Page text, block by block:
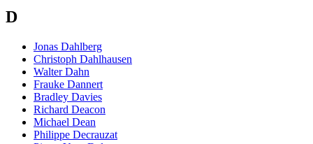
D
Jonas Dahlberg
Christoph Dahlhausen
Walter Dahn
Frauke Dannert
Bradley Davies
Richard Deacon
Michael Dean
Philippe Decrauzat